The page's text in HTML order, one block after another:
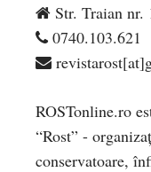
Str. Traian nr.
0740.103.621
ROSTonline.ro
“Rost” -
conservatoare,